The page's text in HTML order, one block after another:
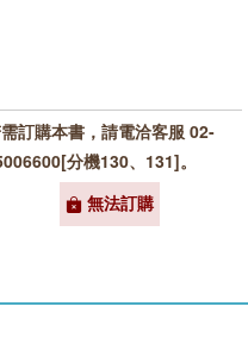
訂購本書，請電洽客服 02-
分機130、131]。
無法訂購